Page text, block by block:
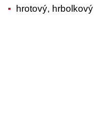
hrotový, hrbolkový